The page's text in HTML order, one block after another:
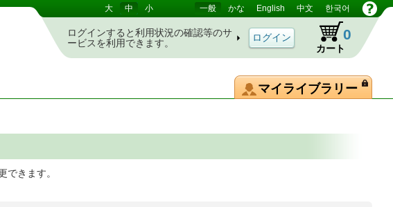
大 中 小 一般 かな English 中文 한국어
ログインすると利用状況の確認等のサ
ービスを利用できます。
カート
0
マイライブラリー
きます。